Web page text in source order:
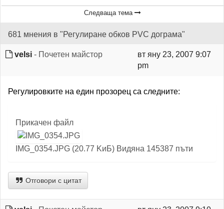
Следваща тема
681 мнения в "Регулиране обков PVC дограма"
velsi - Почетен майстор
вт яну 23, 2007 9:07
pm
Регулировките на един прозорец са следните:
Прикачен файл
IMG_0354.JPG (20.77 KиБ) Видяна 145387 пъти
Отговори с цитат